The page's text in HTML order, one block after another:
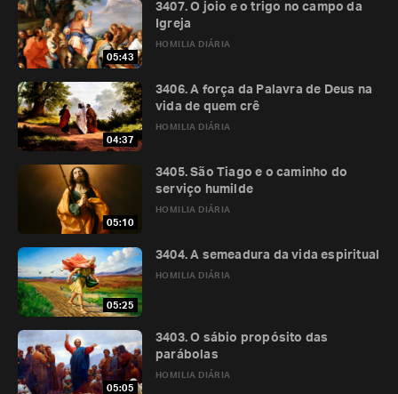
05:43
HOMILIA DIÁRIA
3407. O joio e o trigo no campo da
Igreja
04:37
HOMILIA DIÁRIA
3406. A força da Palavra de Deus na
vida de quem crê
05:10
HOMILIA DIÁRIA
3405. São Tiago e o caminho do
serviço humilde
05:25
HOMILIA DIÁRIA
3404. A semeadura da vida espiritual
05:05
HOMILIA DIÁRIA
3403. O sábio propósito das
parábolas